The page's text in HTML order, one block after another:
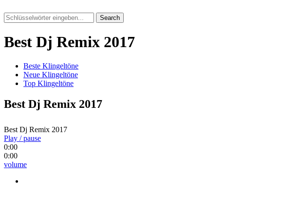
Search
Best Dj Remix 2017
Beste Klingeltöne
Neue Klingeltöne
Top Klingeltöne
Best Dj Remix 2017
Best Dj Remix 2017
Play / pause
0:00
0:00
volume